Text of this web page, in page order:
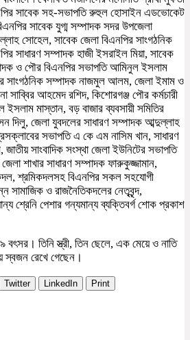
সাবেক সহ-সভাপতি রুহুল হোসাইন এডভোকেট
সাবেক যুগ্ম সম্পাদক সদর উপজেলা
সোহেল, সাবেক জেলা বিএনপির সাংগঠনিক
সাধারণ সম্পাদক হাজী ইসরাইল মিয়া, সাবেক
ও পৌর বিএনপির সভাপতি আমিনুল ইসলাম
সাংগঠনিক সম্পাদক নাজমুল আলম, জেলা ইমাম ও
সাব্বির আহমেদ রশিদ, কিশোরগঞ্জ পৌর কর্মচারী
ইসলাম মাস্তান, বড় বাজার ব্যবসায়ী সমিতির
দিলু, জেলা যুবদলের সাধারণ সম্পাদক আব্দুল্লাহ
সভাপতি এ কে এম নাসিম খান, সাধারণ
সাংবাদিক সংস্থা জেলা ইউনিটের সভাপতি
শাখার সাধারণ সম্পাদক ফারুকুজ্জামান,
শ্রমিকদলসহ বিএনপির সকল সহযোগী
সামাজিক ও রাজনৈতিকদলের নেতৃবৃন্দ,
শ্রেনি পেশার গন্যমান্য ব্যক্তিবর্গ শোক প্রকাশ
তিনি স্ত্রী, তিন ছেলে, এক মেয়ে ও নাতি
স্বজন রেখে গেছেন।
Twitter LinkedIn Print